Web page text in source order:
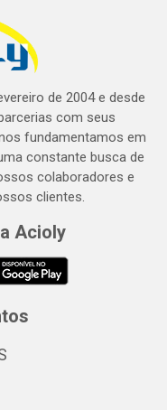
de 2004 e desde
com seus
fundamentamos em
constante busca de
colaboradores e
clientes.
Acioly